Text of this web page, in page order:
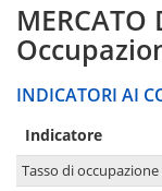
MERCATO
INDICATORI AI
Indicatore
Tasso di